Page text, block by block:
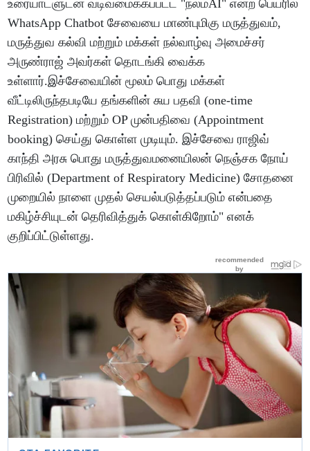
உரையாடளுடன் வடிவமைக்கப்பட்ட "நலம்AI" என்ற பெயரில்
WhatsApp Chatbot சேவையை மாண்புமிகு மருத்துவம்,
மருத்துவ கல்வி மற்றும் மக்கள் நல்வாழ்வு அமைச்சர்
அருண்ராஜ் அவர்கள் தொடங்கி வைக்க
உள்ளார்.இச்சேவையின் மூலம் பொது மக்கள்
வீட்டிலிருந்தபடியே தங்களின் சுய பதவி (one-time
Registration) மற்றும் OP முன்பதிவை (Appointment
booking) செய்து கொள்ள முடியும். இச்சேவை ராஜிவ்
காந்தி அரசு பொது மருத்துவமனையிலன் நெஞ்சக நோய்
பிரிவில் (Department of Respiratory Medicine) சோதனை
முறையில் நாளை முதல் செயல்படுத்தப்படும் என்பதை
மகிழ்ச்சியுடன் தெரிவித்துக் கொள்கிறோம்" எனக்
குறிப்பிட்டுள்ளது.